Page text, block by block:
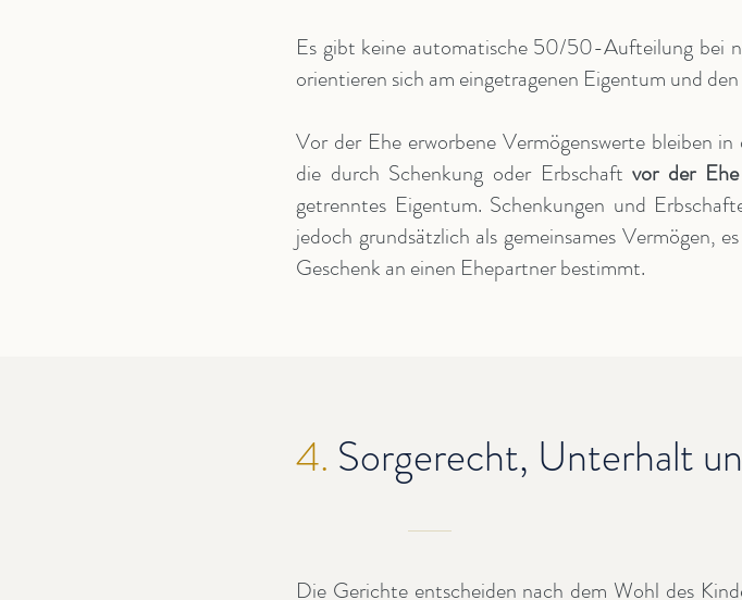
Es gibt keine automatische 50/50-Aufteilung bei
orientieren sich am eingetragenen Eigentum und
Vor der Ehe erworbene Vermögenswerte bleiben
die durch Schenkung oder Erbschaftvor der Ehe
getrenntes Eigentum. Schenkungen und
jedoch grundsätzlich als gemeinsames Vermögen,
Geschenk an einen Ehepartner bestimmt.
4. Sorgerecht, Unterhalt
Die Gerichte entscheiden nach dem Wohl des